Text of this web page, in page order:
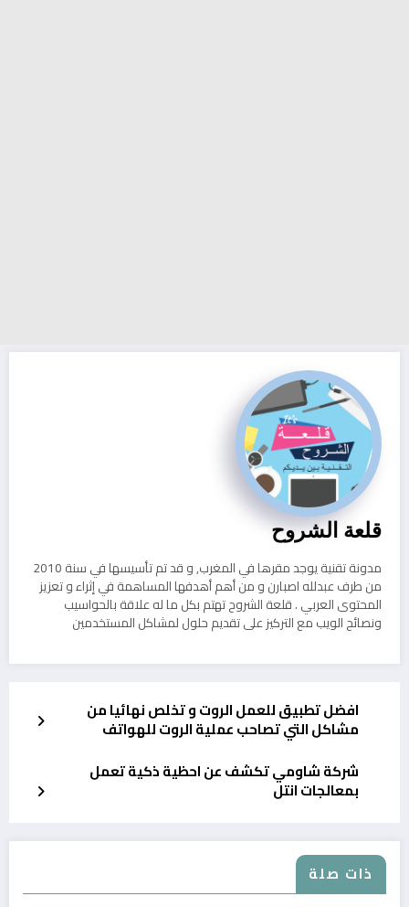
قلعة الشروح
مدونة تقنية يوجد مقرها في المغرب, و قد تم تأسيسها في سنة 2010
من طرف عبدلله اصبارن و من أهم أهدفها المساهمة في إثراء و تعزيز
المحتوى العربي . قلعة الشروح تهتم بكل ما له علاقة بالحواسيب
ونصائح الويب مع التركيز على تقديم حلول لمشاكل المستخدمين
افضل تطبيق للعمل الروت و تخلص نهائيا من
مشاكل التي تصاحب عملية الروت للهواتف
شركة شاومي تكشف عن احظية ذكية تعمل
بمعالجات انتل
ذات صلة